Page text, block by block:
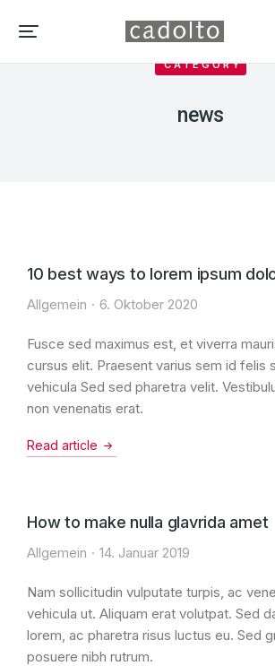
CATEGORY
news
10 best ways to lorem ipsum
Allgemein 6. Oktober 2020
Fusce sed maximus est, et viverra
cursus elit. Praesent varius sem id felis
vehicula Sed sed pharetra velit.
non venenatis erat.
Read article
How to make nulla glavrida amet
Allgemein 14. Januar 2019
Nam sollicitudin vulputate turpis, ac
vehicula ut. Aliquam erat volutpat. Sed
lorem, ac pharetra risus luctus eu. Sed
posuere nibh rutrum.